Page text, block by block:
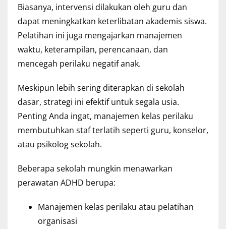
Biasanya, intervensi dilakukan oleh guru dan
dapat meningkatkan keterlibatan akademis siswa.
Pelatihan ini juga mengajarkan manajemen
waktu, keterampilan, perencanaan, dan
mencegah perilaku negatif anak.
Meskipun lebih sering diterapkan di sekolah
dasar, strategi ini efektif untuk segala usia.
Penting Anda ingat, manajemen kelas perilaku
membutuhkan staf terlatih seperti guru, konselor,
atau psikolog sekolah.
Beberapa sekolah mungkin menawarkan
perawatan ADHD berupa:
Manajemen kelas perilaku atau pelatihan
organisasi